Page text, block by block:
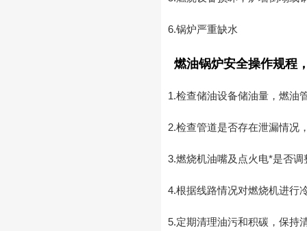
6.锅炉严重缺水
燃油锅炉安全操作规程
1.检查储油设备储油量，燃油
2.检查管道是否存在泄漏情况
3.燃烧机油嘴及点火电*是否调
4.根据线路情况对燃烧机进行
5.定期清理油污和积碳，保持